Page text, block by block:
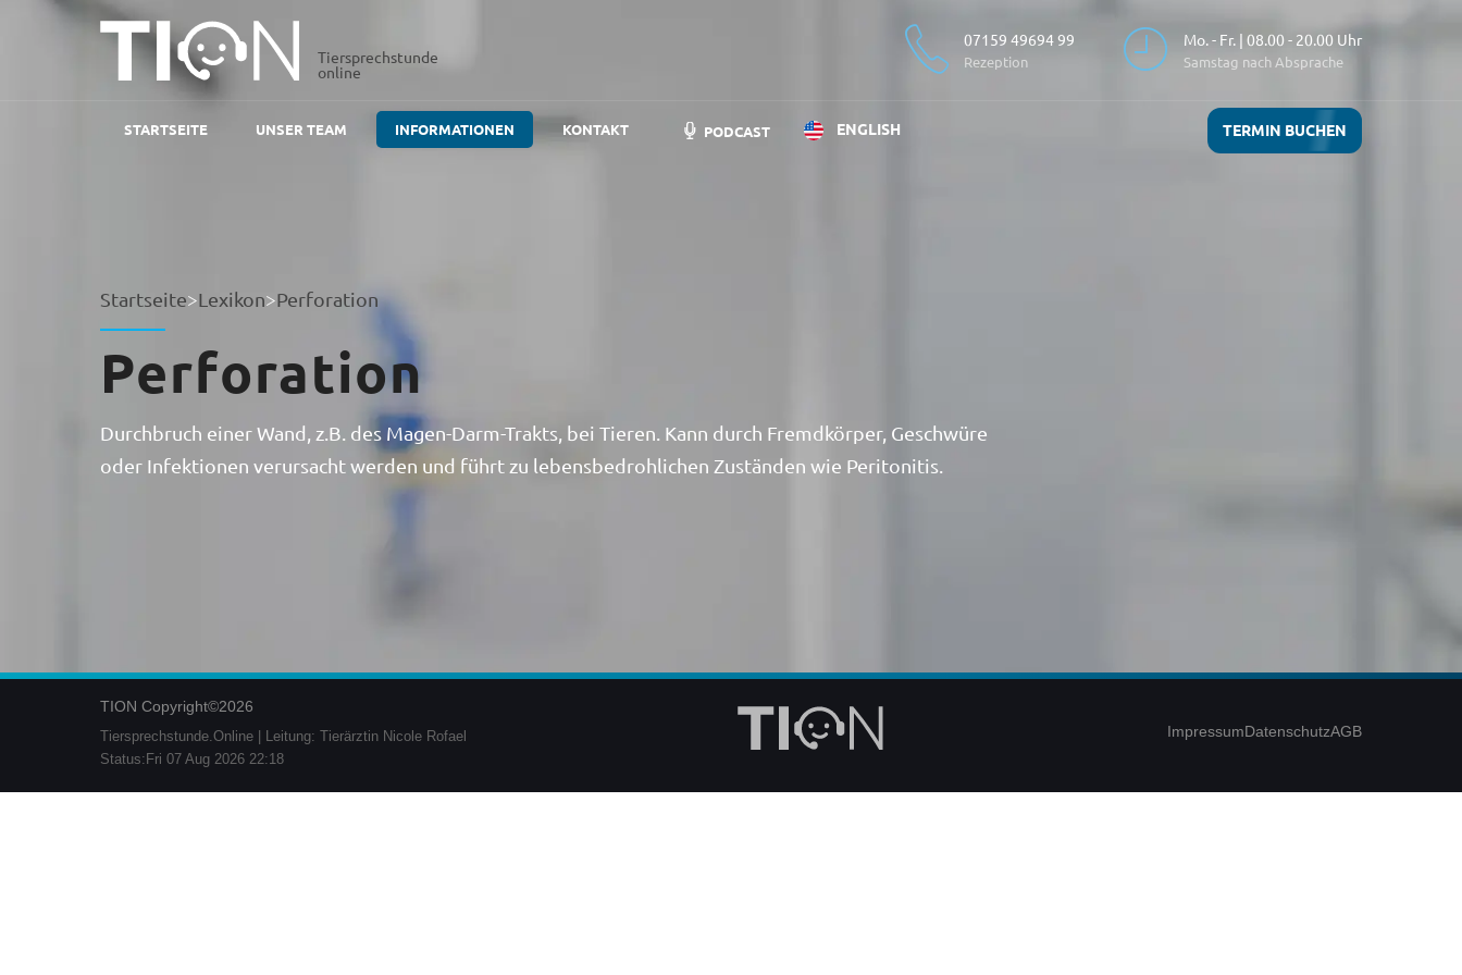
Tiersprechstunde
online
07159 49694 99
Rezeption
Mo. - Fr. | 08.00 - 20.00 Uhr
Samstag nach Absprache
STARTSEITE UNSER TEAM INFORMATIONEN KONTAKT PODCAST ENGLISH TERMIN BUCHEN
Startseite>Lexikon>Perforation
Perforation
Durchbruch einer Wand, z.B. des Magen-Darm-Trakts, bei Tieren. Kann durch Fremdkörper, Geschwüre
oder Infektionen verursacht werden und führt zu lebensbedrohlichen Zuständen wie Peritonitis.
TION Copyright©2026
Tiersprechstunde.Online | Leitung: Tierärztin Nicole Rofael
Status:Fri 07 Aug 2026 22:18
Impressum DatenschutzAGB